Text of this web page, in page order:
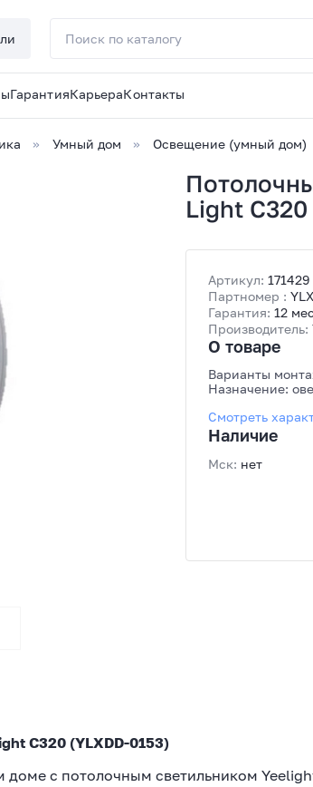
ГарантияКарьераКонтакты
Умный дом Освещение (умный дом)
Light C320
Артикул: 171429
Партномер :
Гарантия: 12
Производитель:
О товаре
Варианты
Назначение:
поток (max), лм:
светильника
Цветовая
K, Цвет
Смотреть
Наличие
Мск: нет
C320 (YLXDD-0153)
с потолочным светильником